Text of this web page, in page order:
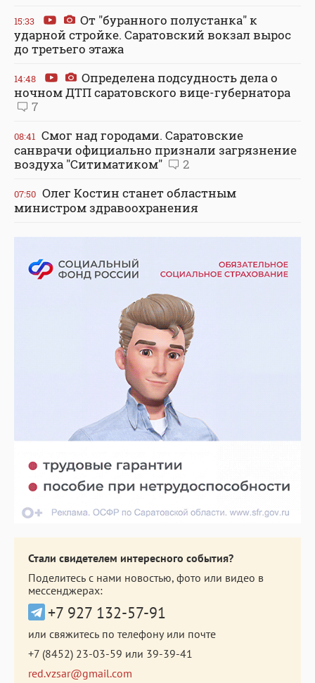
15:33
От "буранного полустанка" к
ударной стройке. Саратовский вокзал вырос
до третьего этажа
14:48
Определена подсудность дела о
ночном ДТП саратовского вице-губернатора
7
08:41 Смог над городами. Саратовские
санврачи официально признали загрязнение
воздуха "Ситиматиком"
2
07:50 Олег Костин станет областным
министром здравоохранения
Стали свидетелем интересного события?
Поделитесь с нами новостью, фото или видео в
мессенджерах:
+7 927 132-57-91
или свяжитесь по телефону или почте
+7 (8452) 23-03-59 или 39-39-41
red.vzsar@gmail.com